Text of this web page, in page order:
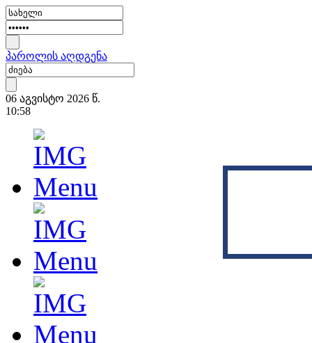
პაროლის აღდგენა
06 აგვისტო 2026 წ.
10:58